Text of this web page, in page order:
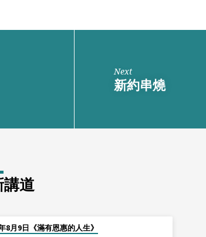
Next
新約串燒
講道
8月9日《滿有恩惠的人生》